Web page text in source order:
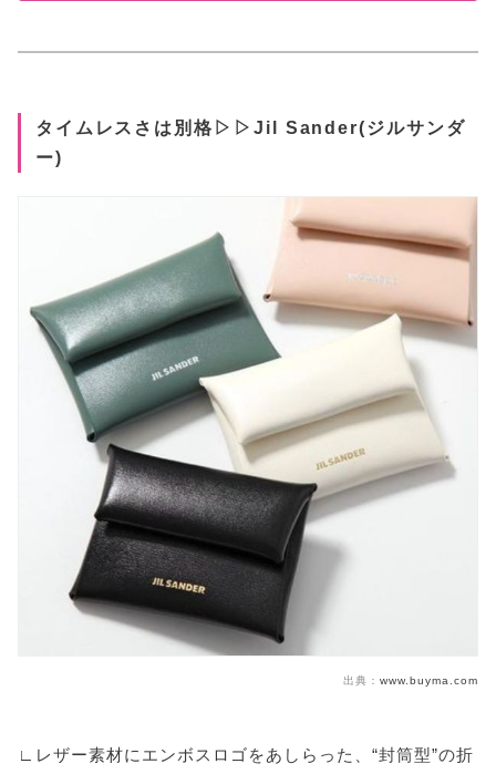
タイムレスさは別格▷▷Jil Sander(ジルサンダ
ー)
出典： www.buyma.com
∟レザー素材にエンボスロゴをあしらった、“封筒型”の折